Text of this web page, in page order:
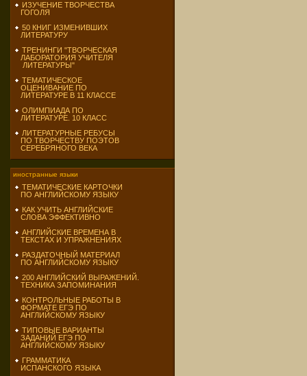
ИЗУЧЕНИЕ ТВОРЧЕСТВА
ГОГОЛЯ
50 КНИГ ИЗМЕНИВШИХ
ЛИТЕРАТУРУ
ТРЕНИНГИ "ТВОРЧЕСКАЯ
ЛАБОРАТОРИЯ УЧИТЕЛЯ
ЛИТЕРАТУРЫ"
ТЕМАТИЧЕСКОЕ
ОЦЕНИВАНИЕ ПО
ЛИТЕРАТУРЕ В 11 КЛАССЕ
ОЛИМПИАДА ПО
ЛИТЕРАТУРЕ. 10 КЛАСС
ЛИТЕРАТУРНЫЕ РЕБУСЫ
ПО ТВОРЧЕСТВУ ПОЭТОВ
СЕРЕБРЯНОГО ВЕКА
иностранные языки
ТЕМАТИЧЕСКИЕ КАРТОЧКИ
ПО АНГЛИЙСКОМУ ЯЗЫКУ
КАК УЧИТЬ АНГЛИЙСКИЕ
СЛОВА ЭФФЕКТИВНО
АНГЛИЙСКИЕ ВРЕМЕНА В
ТЕКСТАХ И УПРАЖНЕНИЯХ
РАЗДАТОЧНЫЙ МАТЕРИАЛ
ПО АНГЛИЙСКОМУ ЯЗЫКУ
200 АНГЛИЙСКИЙ ВЫРАЖЕНИЙ.
ТЕХНИКА ЗАПОМИНАНИЯ
КОНТРОЛЬНЫЕ РАБОТЫ В
ФОРМАТЕ ЕГЭ ПО
АНГЛИЙСКОМУ ЯЗЫКУ
ТИПОВЫЕ ВАРИАНТЫ
ЗАДАНИЙ ЕГЭ ПО
АНГЛИЙСКОМУ ЯЗЫКУ
ГРАММАТИКА
ИСПАНСКОГО ЯЗЫКА